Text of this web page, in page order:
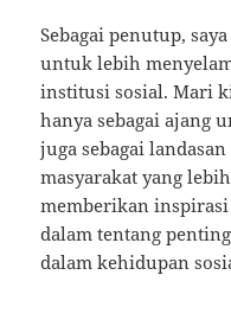
Sebagai penutup,
untuk lebih
institusi sosial. Mari
hanya sebagai ajang
juga sebagai
masyarakat yang
memberikan
dalam tentang
dalam kehidupan